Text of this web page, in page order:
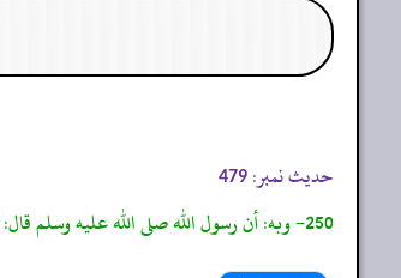
حدیث نمبر: 479
250- وبه: أن رسول الله صلى الله عليه وسلم قال: ”إن العبد إذا نصح لسيده وأحسن عبادة ربع فله أجره مرتين.“